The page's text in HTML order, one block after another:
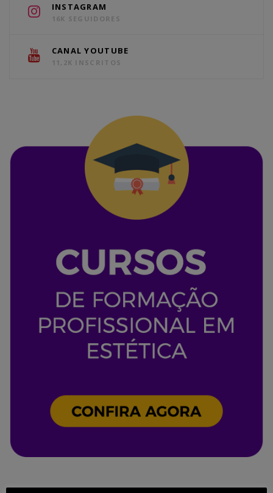
INSTAGRAM
16K SEGUIDORES
CANAL YOUTUBE
11,2K INSCRITOS